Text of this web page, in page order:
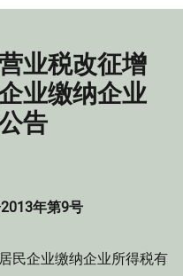
业税改征增
业缴纳企业
告
年第9号
民企业缴纳企业所得税有